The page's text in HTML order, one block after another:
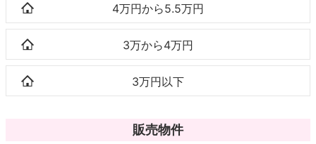
4万円から5.5万円
3万から4万円
3万円以下
販売物件